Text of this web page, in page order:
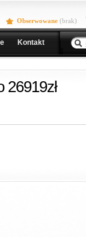
Obserwowane (brak)
Kontakt
26919zł